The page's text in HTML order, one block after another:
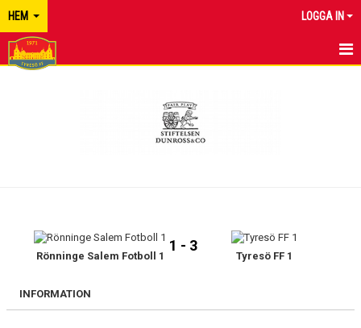
HEM LOGGA IN
Rönninge Salem Fotboll 1
1 - 3
Tyresö FF 1
INFORMATION